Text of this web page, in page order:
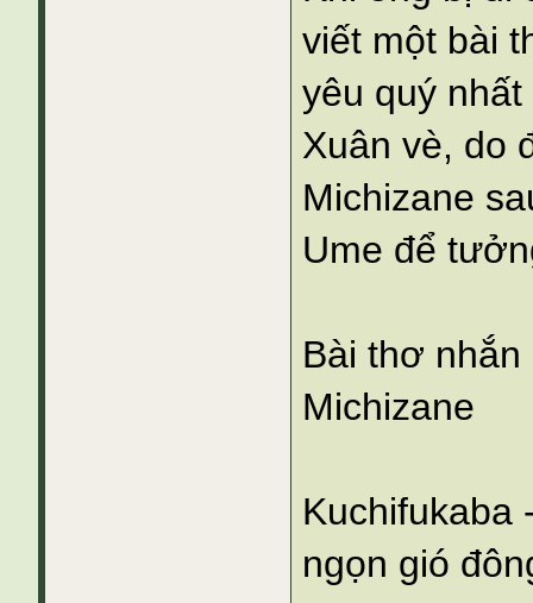
viết một bài
yêu quý
Xuân vè, do
Michizane
Ume để
Bài thơ
Michizane
Kuchifukaba
ngọn gió